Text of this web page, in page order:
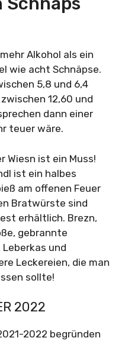
Alkohol als ein
wie acht Schnäpse.
5,8 und 6,4
12,60 und
dann einer
teuer wäre.
Wiesn ist ein Muss!
ist ein halbes
am offenen Feuer
Bratwürste sind
erhältlich. Brezn,
gebrannte
Leberkas und
Leckereien, die man
sollte!
2022
2022 begründen